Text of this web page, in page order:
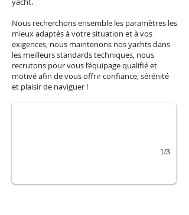
Nous recherchons ensemble les paramètres les
mieux adaptés à votre situation et à vos
exigences, nous maintenons nos yachts dans
les meilleurs standards techniques, nous
recrutons pour vous l’équipage qualifié et
motivé afin de vous offrir confiance, sérénité
et plaisir de naviguer !
Location Yachts
1/3